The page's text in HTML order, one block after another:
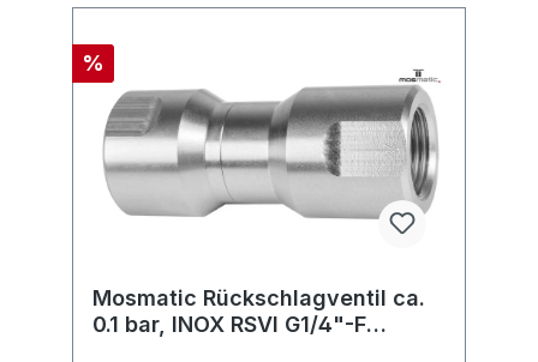
%
Mosmatic Rückschlagventil ca.
0.1 bar, INOX RSVI G1/4"-F